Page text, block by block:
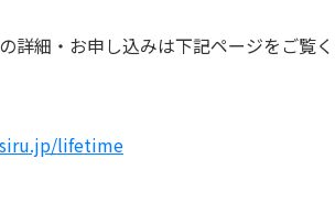
詳細・お申し込みは下記ページをご覧く
lifetime